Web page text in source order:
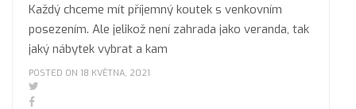
Každý chceme mít příjemný koutek s venkovním
posezením. Ale jelikož není zahrada jako veranda, tak
jaký nábytek vybrat a kam
POSTED ON 18 KVĚTNA, 2021